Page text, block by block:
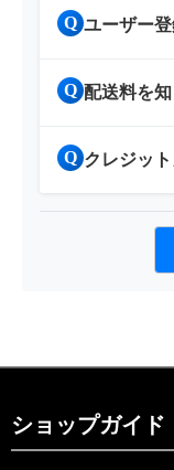
Q ユーザー
Q 配送料を
Q クレジッ
ショップガイド